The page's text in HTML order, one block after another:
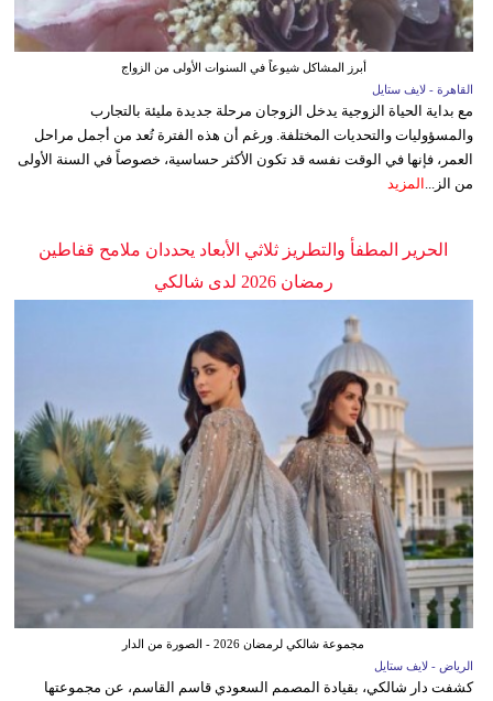
أبرز المشاكل شيوعاً في السنوات الأولى من الزواج
القاهرة - لايف ستايل
مع بداية الحياة الزوجية يدخل الزوجان مرحلة جديدة مليئة بالتجارب
والمسؤوليات والتحديات المختلفة. ورغم أن هذه الفترة تُعد من أجمل مراحل
العمر، فإنها في الوقت نفسه قد تكون الأكثر حساسية، خصوصاً في السنة الأولى
من الز...
المزيد
الحرير المطفأ والتطريز ثلاثي الأبعاد يحددان ملامح قفاطين
رمضان 2026 لدى شالكي
مجموعة شالكي لرمضان 2026 - الصورة من الدار
الرياض - لايف ستايل
كشفت دار شالكي، بقيادة المصمم السعودي قاسم القاسم، عن مجموعتها